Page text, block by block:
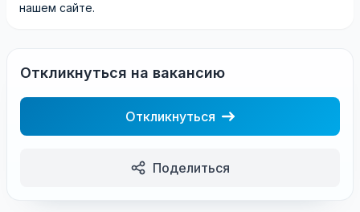
нашем сайте.
Откликнуться на вакансию
Откликнуться
Поделиться